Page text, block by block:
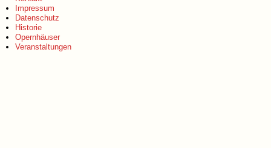
Impressum
Datenschutz
Historie
Opernhäuser
Veranstaltungen